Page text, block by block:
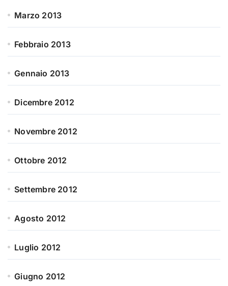
Marzo 2013
Febbraio 2013
Gennaio 2013
Dicembre 2012
Novembre 2012
Ottobre 2012
Settembre 2012
Agosto 2012
Luglio 2012
Giugno 2012